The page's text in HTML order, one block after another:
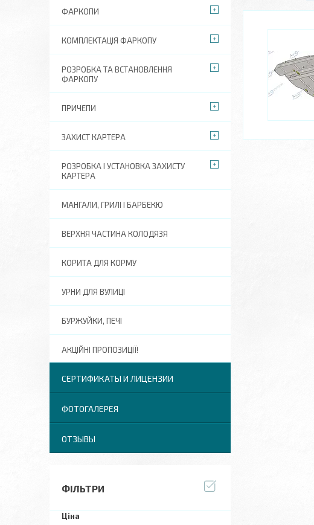
ФАРКОПИ
КОМПЛЕКТАЦІЯ ФАРКОПУ
РОЗРОБКА ТА ВСТАНОВЛЕННЯ
ФАРКОПУ
ПРИЧЕПИ
ЗАХИСТ КАРТЕРА
РОЗРОБКА І УСТАНОВКА ЗАХИСТУ
КАРТЕРА
МАНГАЛИ, ГРИЛІ І БАРБЕКЮ
ВЕРХНЯ ЧАСТИНА КОЛОДЯЗЯ
КОРИТА ДЛЯ КОРМУ
УРНИ ДЛЯ ВУЛИЦІ
БУРЖУЙКИ, ПЕЧІ
АКЦІЙНІ ПРОПОЗИЦІЇ!
СЕРТИФИКАТЫ И ЛИЦЕНЗИИ
ФОТОГАЛЕРЕЯ
ОТЗЫВЫ
ФІЛЬТРИ
Ціна